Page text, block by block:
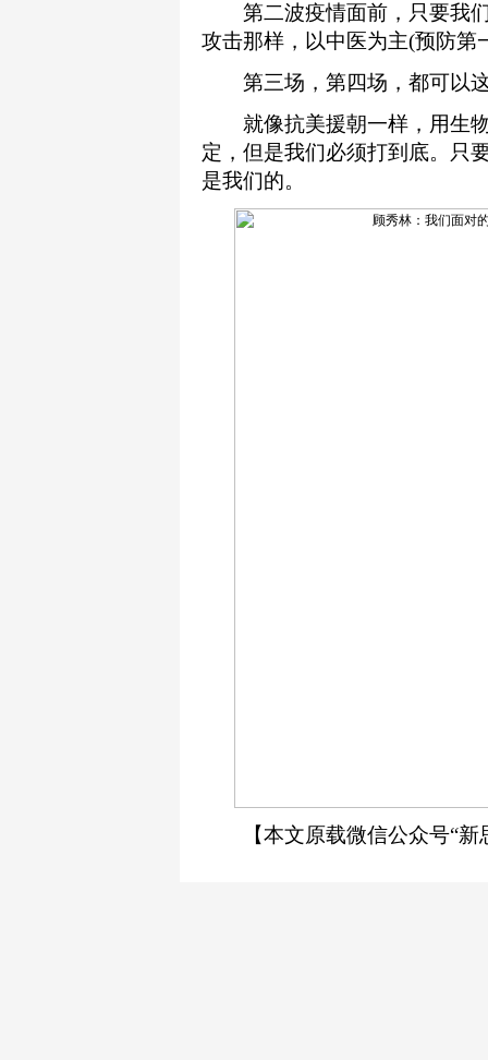
第二波疫情面前，只要我们
攻击那样，以中医为主(预防第
第三场，第四场，都可以
就像抗美援朝一样，用生物
定，但是我们必须打到底。只
是我们的。
【本文原载微信公众号“新